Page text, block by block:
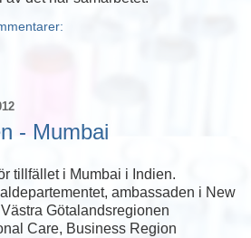
- Mumbai
tillfället i Mumbai i Indien.
ambassaden i New
Götalandsregionen
Care, Business Region